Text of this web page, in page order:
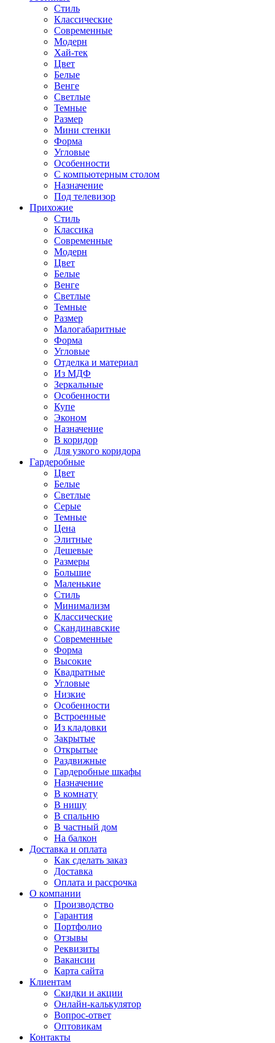
Стиль
Классические
Современные
Модерн
Хай-тек
Цвет
Белые
Венге
Светлые
Темные
Размер
Мини стенки
Форма
Угловые
Особенности
С компьютерным столом
Назначение
Под телевизор
Прихожие
Стиль
Классика
Современные
Модерн
Цвет
Белые
Венге
Светлые
Темные
Размер
Малогабаритные
Форма
Угловые
Отделка и материал
Из МДФ
Зеркальные
Особенности
Купе
Эконом
Назначение
В коридор
Для узкого коридора
Гардеробные
Цвет
Белые
Светлые
Серые
Темные
Цена
Элитные
Дешевые
Размеры
Большие
Маленькие
Стиль
Минимализм
Классические
Скандинавские
Современные
Форма
Высокие
Квадратные
Угловые
Низкие
Особенности
Встроенные
Из кладовки
Закрытые
Открытые
Раздвижные
Гардеробные шкафы
Назначение
В комнату
В нишу
В спальню
В частный дом
На балкон
Доставка и оплата
Как сделать заказ
Доставка
Оплата и рассрочка
О компании
Производство
Гарантия
Портфолио
Отзывы
Реквизиты
Вакансии
Карта сайта
Клиентам
Скидки и акции
Онлайн-калькулятор
Вопрос-ответ
Оптовикам
Контакты